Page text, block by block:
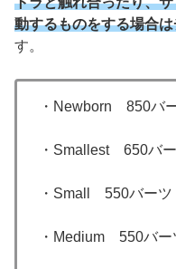
動するものをする場合
す。
・Newborn 850バ
・Smallest 650バ
・Small 550バーツ
・Medium 550バー